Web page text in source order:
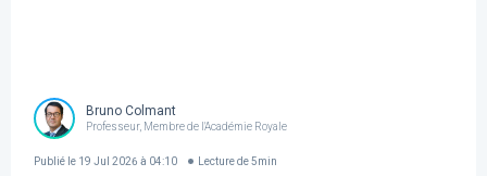
Bruno Colmant
Professeur, Membre de l'Académie Royale
Publié le 19 Jul 2026 à 04:10 Lecture de 5min